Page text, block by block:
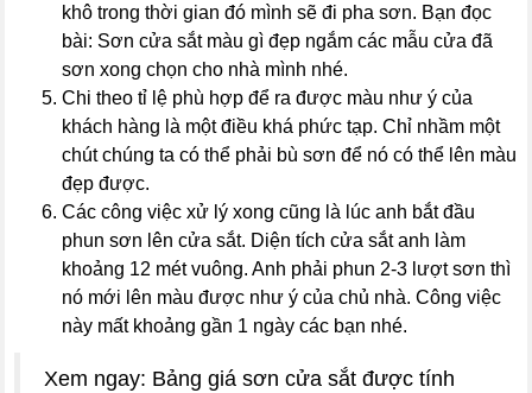
khô trong thời gian đó mình sẽ đi pha sơn. Bạn đọc
bài: Sơn cửa sắt màu gì đẹp ngắm các mẫu cửa đã
sơn xong chọn cho nhà mình nhé.
Chi theo tỉ lệ phù hợp để ra được màu như ý của
khách hàng là một điều khá phức tạp. Chỉ nhầm một
chút chúng ta có thể phải bù sơn để nó có thể lên màu
đẹp được.
Các công việc xử lý xong cũng là lúc anh bắt đầu
phun sơn lên cửa sắt. Diện tích cửa sắt anh làm
khoảng 12 mét vuông. Anh phải phun 2-3 lượt sơn thì
nó mới lên màu được như ý của chủ nhà. Công việc
này mất khoảng gần 1 ngày các bạn nhé.
Xem ngay: Bảng giá sơn cửa sắt được tính